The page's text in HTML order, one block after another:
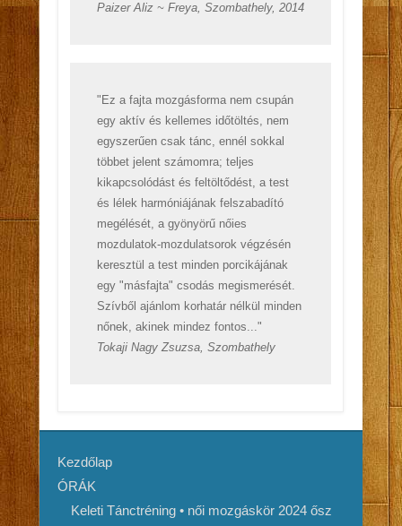
Paizer Aliz ~ Freya, Szombathely, 2014
"Ez a fajta mozgásforma nem csupán
egy aktív és kellemes időtöltés, nem
egyszerűen csak tánc, ennél sokkal
többet jelent számomra; teljes
kikapcsolódást és feltöltődést, a test
és lélek harmóniájának felszabadító
megélését, a gyönyörű nőies
mozdulatok-mozdulatsorok végzésén
keresztül a test minden porcikájának
egy "másfajta" csodás megismerését.
Szívből ajánlom korhatár nélkül minden
nőnek, akinek mindez fontos..."
Tokaji Nagy Zsuzsa, Szombathely
Kezdőlap
ÓRÁK
Keleti Tánctréning • női mozgáskör 2024 ősz